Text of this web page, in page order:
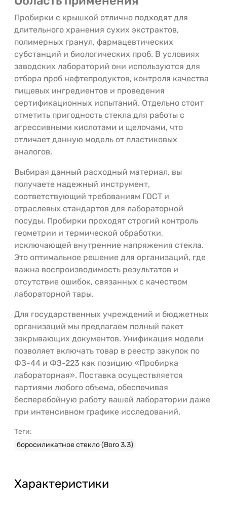
Пробирки с крышкой отлично подходят для
длительного хранения сухих экстрактов,
полимерных гранул, фармацевтических
субстанций и биологических проб. В условиях
заводских лабораторий они используются для
отбора проб нефтепродуктов, контроля качества
пищевых ингредиентов и проведения
сертификационных испытаний. Отдельно стоит
отметить пригодность стекла для работы с
агрессивными кислотами и щелочами, что
отличает данную модель от пластиковых
аналогов.
Выбирая данный расходный материал, вы
получаете надежный инструмент,
соответствующий требованиям ГОСТ и
отраслевых стандартов для лабораторной
посуды. Пробирки проходят строгий контроль
геометрии и термической обработки,
исключающей внутренние напряжения стекла.
Это оптимальное решение для организаций, где
важна воспроизводимость результатов и
отсутствие ошибок, связанных с качеством
лабораторной тары.
Для государственных учреждений и бюджетных
организаций мы предлагаем полный пакет
закрывающих документов. Унификация модели
позволяет включать товар в реестр закупок по
ФЗ-44 и ФЗ-223 как позицию «Пробирка
лабораторная». Поставка осуществляется
партиями любого объема, обеспечивая
бесперебойную работу вашей лаборатории даже
при интенсивном графике исследований.
Теги:
боросиликатное стекло (Boro 3.3)
Характеристики